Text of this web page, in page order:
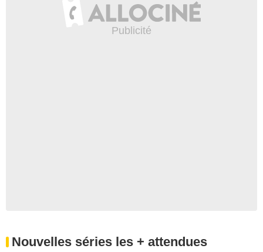
Nouvelles séries les + attendues